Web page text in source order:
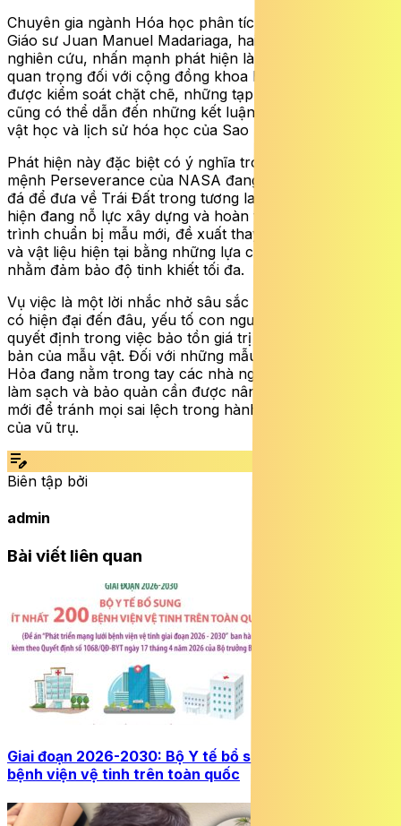
Chuyên gia ngành Hóa học phân tích Leire Coloma và
Giáo sư Juan Manuel Madariaga, hai người dẫn dắt
nghiên cứu, nhấn mạnh phát hiện là một lời cảnh báo
quan trọng đối với cộng đồng khoa học. Nếu không
được kiểm soát chặt chẽ, những tạp chất dù là nhỏ nhất
cũng có thể dẫn đến những kết luận sai lệch về khoáng
vật học và lịch sử hóa học của Sao Hỏa.
Phát hiện này đặc biệt có ý nghĩa trong bối cảnh Sứ
mệnh Perseverance của NASA đang thu thập các mẫu
đá để đưa về Trái Đất trong tương lai gần. Nhóm IBeA
hiện đang nỗ lực xây dựng và hoàn thiện những quy
trình chuẩn bị mẫu mới, đề xuất thay thế các dung môi
và vật liệu hiện tại bằng những lựa chọn ít rủi ro hơn
nhằm đảm bảo độ tinh khiết tối đa.
Vụ việc là một lời nhắc nhở sâu sắc rằng dù công nghệ
có hiện đại đến đâu, yếu tố con người vẫn đóng vai trò
quyết định trong việc bảo tồn giá trị khoa học nguyên
bản của mẫu vật. Đối với những mẫu vật vô giá từ Sao
Hỏa đang nằm trong tay các nhà nghiên cứu, công tác
làm sạch và bảo quản cần được nâng lên một tầm cao
mới để tránh mọi sai lệch trong hành trình giải mã bí ẩn
của vũ trụ.
edit_note
Biên tập bởi
admin
Bài viết liên quan
Giai đoạn 2026-2030: Bộ Y tế bổ sung ít nhất 200
bệnh viện vệ tinh trên toàn quốc